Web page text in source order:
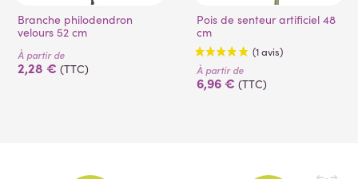
Branche philodendron
velours 52 cm
À partir de
2,28 € (TTC)
Pois de senteur artificiel 48
cm
À partir de
6,96 € (TTC)